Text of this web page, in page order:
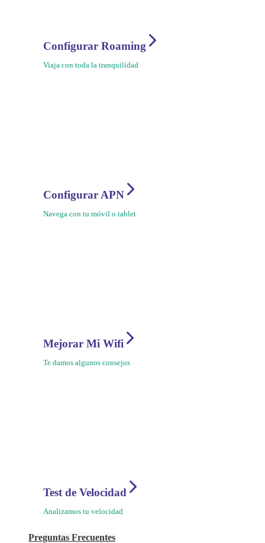
Configurar Roaming
Viaja con toda la tranquilidad
Configurar APN
Navega con tu móvil o tablet
Mejorar Mi Wifi
Te damos algunos consejos
Test de Velocidad
Analizamos tu velocidad
Preguntas Frecuentes